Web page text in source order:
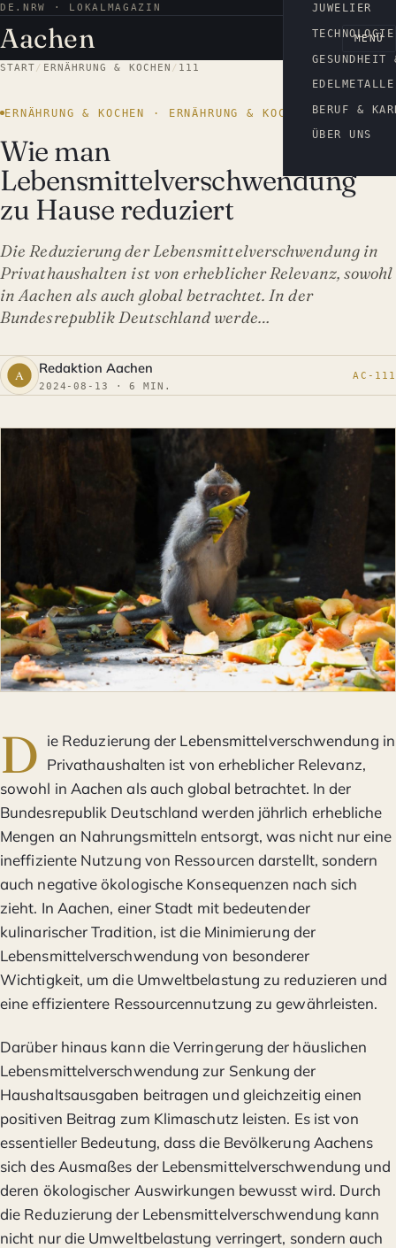
DE.NRW · LOKALMAGAZIN AACHEN
Aachen MENÜ
JUWELIER
EDELMETALLE
BERUF &
ÜBER UNS
START/ ERNÄHRUNG & KOCHEN / 111
ERNÄHRUNG & KOCHEN · ERNÄHRUNG & KOCHEN
Wie man
Lebensmittelverschwendung
zu Hause reduziert
Die Reduzierung der Lebensmittelverschwendung in
Privathaushalten ist von erheblicher Relevanz, sowohl
in Aachen als auch global betrachtet. In der
Bundesrepublik Deutschland werde…
Redaktion Aachen
2024-08-13 · 6 MIN.
AC-111
D ie Reduzierung der Lebensmittelverschwendung in
Privathaushalten ist von erheblicher Relevanz,
sowohl in Aachen als auch global betrachtet. In der
Bundesrepublik Deutschland werden jährlich erhebliche
Mengen an Nahrungsmitteln entsorgt, was nicht nur eine
ineffiziente Nutzung von Ressourcen darstellt, sondern
auch negative ökologische Konsequenzen nach sich
zieht. In Aachen, einer Stadt mit bedeutender
kulinarischer Tradition, ist die Minimierung der
Lebensmittelverschwendung von besonderer
Wichtigkeit, um die Umweltbelastung zu reduzieren und
eine effizientere Ressourcennutzung zu gewährleisten.
Darüber hinaus kann die Verringerung der häuslichen
Lebensmittelverschwendung zur Senkung der
Haushaltsausgaben beitragen und gleichzeitig einen
positiven Beitrag zum Klimaschutz leisten. Es ist von
essentieller Bedeutung, dass die Bevölkerung Aachens
sich des Ausmaßes der Lebensmittelverschwendung und
deren ökologischer Auswirkungen bewusst wird. Durch
die Reduzierung der Lebensmittelverschwendung kann
nicht nur die Umweltbelastung verringert, sondern auch